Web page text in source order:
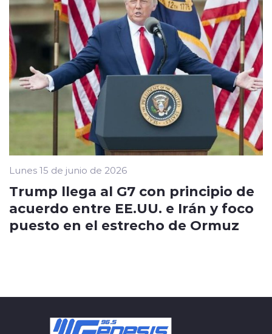
Lunes 15 de junio de 2026
Trump llega al G7 con principio de
acuerdo entre EE.UU. e Irán y foco
puesto en el estrecho de Ormuz